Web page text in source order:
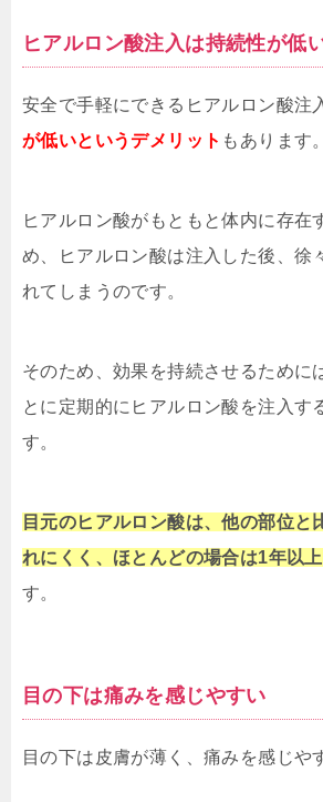
ヒアルロン酸注入は持続性が低
安全で手軽にできるヒアルロン酸注
が低いというデメリット もあります。
ヒアルロン酸がもともと体内に存在
め、ヒアルロン酸は注入した後、徐
れてしまうのです。
そのため、効果を持続させるために
とに定期的にヒアルロン酸を注入す
す。
目元のヒアルロン酸は、他の部位と
れにくく、ほとんどの場合は1年以
す。
目の下は痛みを感じやすい
目の下は皮膚が薄く、痛みを感じや